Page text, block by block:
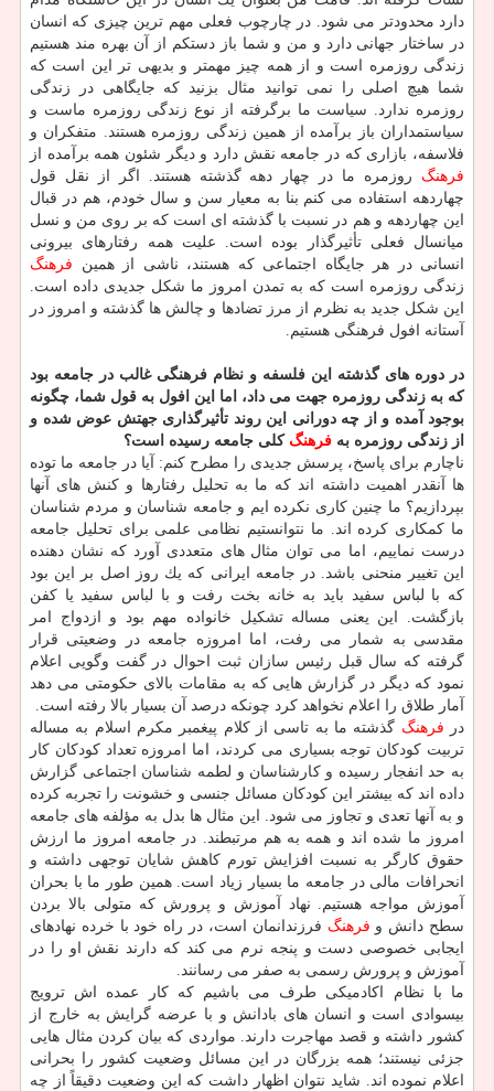
دارد محدودتر می شود. در چارچوب فعلی مهم ترین چیزی كه انسان
در ساختار جهانی دارد و من و شما باز دستكم از آن بهره مند هستیم
زندگی روزمره است و از همه چیز مهمتر و بدیهی تر این است كه
شما هیچ اصلی را نمی توانید مثال بزنید كه جایگاهی در زندگی
روزمره ندارد. سیاست ما برگرفته از نوع زندگی روزمره ماست و
سیاستمداران باز برآمده از همین زندگی روزمره هستند. متفكران و
فلاسفه، بازاری كه در جامعه نقش دارد و دیگر شئون همه برآمده از
فرهنگ روزمره ما در چهار دهه گذشته هستند. اگر از نقل قول
چهاردهه استفاده می كنم بنا به معیار سن و سال خودم، هم در قبال
این چهاردهه و هم در نسبت با گذشته ای است كه بر روی من و نسل
میانسال فعلی تأثیرگذار بوده است. علیت همه رفتارهای بیرونی
انسانی در هر جایگاه اجتماعی كه هستند، ناشی از همین فرهنگ
زندگی روزمره است كه به تمدن امروز ما شكل جدیدی داده است.
این شكل جدید به نظرم از مرز تضادها و چالش ها گذشته و امروز در
آستانه افول فرهنگی هستیم.
در دوره های گذشته این فلسفه و نظام فرهنگی غالب در جامعه بود
كه به زندگی روزمره جهت می داد، اما این افول به قول شما، چگونه
بوجود آمده و از چه دورانی این روند تأثیرگذاری جهتش عوض شده و
از زندگی روزمره به فرهنگ كلی جامعه رسیده است؟
ناچارم برای پاسخ، پرسش جدیدی را مطرح كنم: آیا در جامعه ما توده
ها آنقدر اهمیت داشته اند كه ما به تحلیل رفتارها و كنش های آنها
بپردازیم؟ ما چنین كاری نكرده ایم و جامعه شناسان و مردم شناسان
ما كمكاری كرده اند. ما نتوانستیم نظامی علمی برای تحلیل جامعه
درست نماییم، اما می توان مثال های متعددی آورد كه نشان دهنده
این تغییر منحنی باشد. در جامعه ایرانی كه یك روز اصل بر این بود
كه با لباس سفید باید به خانه بخت رفت و با لباس سفید یا كفن
بازگشت. این یعنی مساله تشكیل خانواده مهم بود و ازدواج امر
مقدسی به شمار می رفت، اما امروزه جامعه در وضعیتی قرار
گرفته كه سال قبل رئیس سازان ثبت احوال در گفت وگویی اعلام
نمود كه دیگر در گزارش هایی كه به مقامات بالای حكومتی می دهد
آمار طلاق را اعلام نخواهد كرد چونكه درصد آن بسیار بالا رفته است.
در فرهنگ گذشته ما به تاسی از كلام پیغمبر مكرم اسلام به مساله
تربیت كودكان توجه بسیاری می كردند، اما امروزه تعداد كودكان كار
به حد انفجار رسیده و كارشناسان و لطمه شناسان اجتماعی گزارش
داده اند كه بیشتر این كودكان مسائل جنسی و خشونت را تجربه كرده
و به آنها تعدی و تجاوز می شود. این مثال ها بدل به مؤلفه های جامعه
امروز ما شده اند و همه به هم مرتبطند. در جامعه امروز ما ارزش
حقوق كارگر به نسبت افزایش تورم كاهش شایان توجهی داشته و
انحرافات مالی در جامعه ما بسیار زیاد است. همین طور ما با بحران
آموزش مواجه هستیم. نهاد آموزش و پرورش كه متولی بالا بردن
سطح دانش و فرهنگ فرزندانمان است، در راه خود با خرده نهادهای
ایجابی خصوصی دست و پنجه نرم می كند كه دارند نقش او را در
آموزش و پرورش رسمی به صفر می رسانند.
ما با نظام اكادمیكی طرف می باشیم كه كار عمده اش ترویج
بیسوادی است و انسان های بادانش و با عرضه گرایش به خارج از
كشور داشته و قصد مهاجرت دارند. مواردی كه بیان كردن مثال هایی
جزئی نیستند؛ همه بزرگان در این مسائل وضعیت كشور را بحرانی
اعلام نموده اند. شاید نتوان اظهار داشت كه این وضعیت دقیقاً از چه